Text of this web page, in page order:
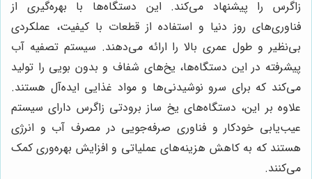
زاگرس را پیشنهاد می‌کند. این دستگاه‌ها با بهره‌گیری از
فناوری‌های روز دنیا و استفاده از قطعات با کیفیت، عملکردی
بی‌نظیر و طول عمری بالا را ارائه می‌دهند. سیستم تصفیه آب
پیشرفته در این دستگاه‌ها، یخ‌های شفاف و بدون بویی را تولید
می‌کند که برای سرو نوشیدنی‌ها و مواد غذایی ایده‌آل هستند.
علاوه بر این، دستگاه‌های یخ ساز برودتی زاگرس دارای سیستم
عیب‌یابی خودکار و فناوری صرفه‌جویی در مصرف آب و انرژی
هستند که به کاهش هزینه‌های عملیاتی و افزایش بهره‌وری کمک
می‌کنند.